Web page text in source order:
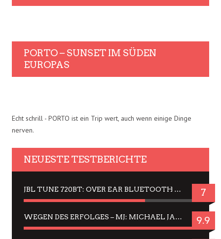
PORTO – SUNSET IM SÜDEN
EUROPAS
Echt schrill - PORTO ist ein Trip wert, auch wenn einige Dinge
nerven.
NEUESTE TESTBERICHTE
JBL TUNE 720BT: OVER EAR BLUETOOTH KOPFHÖRER UM DIE 50,-€ IM DAUER-TEST 7
WEGEN DES ERFOLGES – MJ: MICHAEL JACKSON MUSICAL IN EINER MATINEE SEHEN 9.9